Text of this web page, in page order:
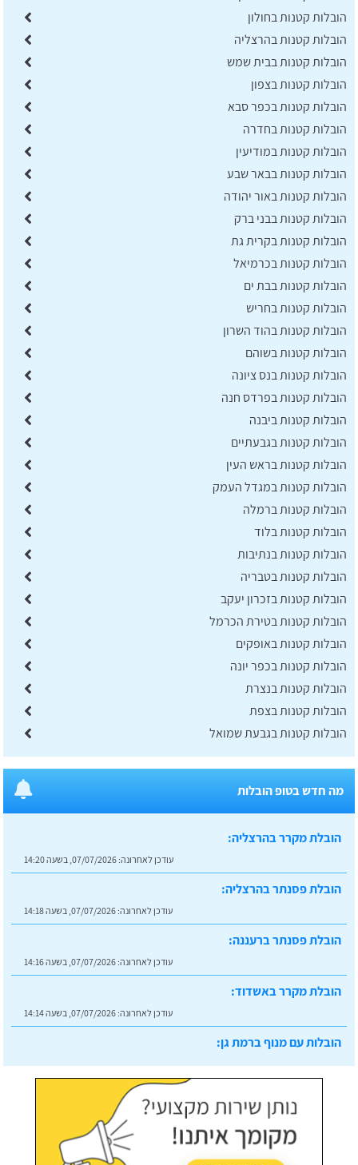
הובלות קטנות בחולון
הובלות קטנות בהרצליה
הובלות קטנות בבית שמש
הובלות קטנות בצפון
הובלות קטנות בכפר סבא
הובלות קטנות בחדרה
הובלות קטנות במודיעין
הובלות קטנות בבאר שבע
הובלות קטנות באור יהודה
הובלות קטנות בבני ברק
הובלות קטנות בקרית גת
הובלות קטנות בכרמיאל
הובלות קטנות בבת ים
הובלות קטנות בחריש
הובלות קטנות בהוד השרון
הובלות קטנות בשוהם
הובלות קטנות בנס ציונה
הובלות קטנות בפרדס חנה
הובלות קטנות ביבנה
הובלות קטנות בגבעתיים
הובלות קטנות בראש העין
הובלות קטנות במגדל העמק
הובלות קטנות ברמלה
הובלות קטנות בלוד
הובלות קטנות בנתיבות
הובלות קטנות בטבריה
הובלות קטנות בזכרון יעקב
הובלות קטנות בטירת הכרמל
הובלות קטנות באופקים
הובלות קטנות בכפר יונה
הובלות קטנות בנצרת
הובלות קטנות בצפת
הובלות קטנות בגבעת שמואל
מה חדש בטופ הובלות
הובלת מקרר בהרצליה:
עודכן לאחרונה: 07/07/2026, בשעה 14:20
הובלת פסנתר בהרצליה:
עודכן לאחרונה: 07/07/2026, בשעה 14:18
הובלת פסנתר ברעננה:
עודכן לאחרונה: 07/07/2026, בשעה 14:16
הובלת מקרר באשדוד:
עודכן לאחרונה: 07/07/2026, בשעה 14:14
הובלות עם מנוף ברמת גן:
עודכן לאחרונה:07/07/2026, בשעה 14:23